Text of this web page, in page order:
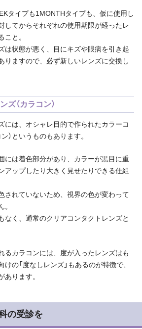
タイプも1MONTHタイプも、仮に使用し
してからそれぞれの使用期限が経ったレ
こと。
は状態が悪く、目にキズや眼病を引き起
りますので、必ず新しいレンズに交換し
ズ（カラコン）
には、オシャレ目的で作られたカラーコ
）というものもあります。
には着色部分があり、カラーが黒目に重
アップしたり大きく見せたりできる仕組
されていないため、視界の色が変わって
。
なく、通常のクリアコンタクトレンズと
るカラコンには、度が入ったレンズはも
の「度なしレンズ」もあるのが特徴で、
あります。
の受診を